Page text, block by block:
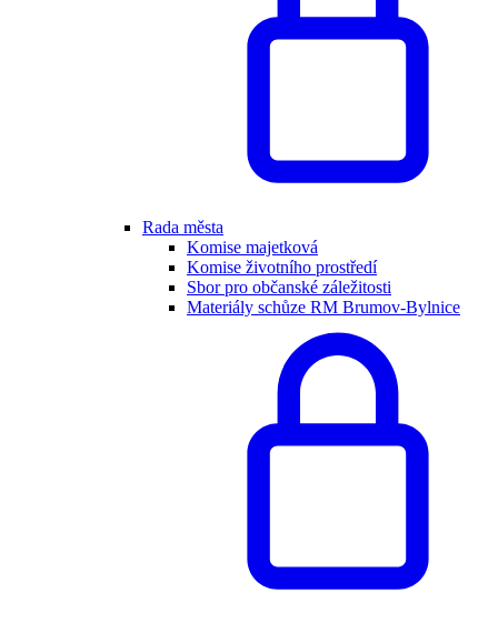
Rada města
Komise majetková
Komise životního prostředí
Sbor pro občanské záležitosti
Materiály schůze RM Brumov-Bylnice